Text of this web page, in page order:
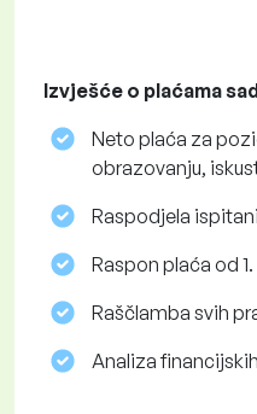
Izvješće o plaćama
Neto plaća za
obrazovanju,
Raspodjela
Raspon plaća od
Raščlamba svih
Analiza